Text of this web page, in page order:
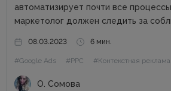
автоматизирует почти все
маркетолог должен следить за
рекламными кампаниями
аккаунта Google Ads. Если вы принимаете учетную
запись от клиента или
08.03.2023 6 мин.
#Google Ads #PPC #Контекстная реклама
О. Сомова